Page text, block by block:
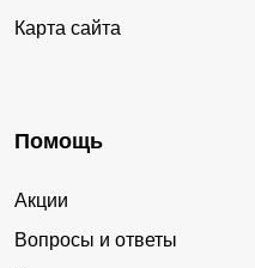
Карта сайта
Помощь
Акции
Вопросы и ответы